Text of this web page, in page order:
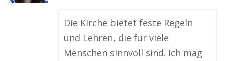
Die Kirche bietet feste Regeln
und Lehren, die für viele
Menschen sinnvoll sind. Ich mag